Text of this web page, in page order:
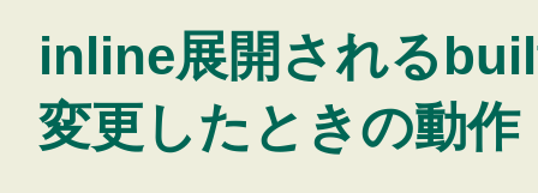
inline展開される
変更したときの動作